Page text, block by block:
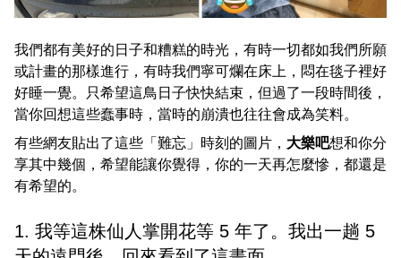
我們都有美好的日子和糟糕的時光，有時一切都如我們所願
或計畫的那樣進行，有時我們寧可爛在床上，悶在毯子裡好
好睡一覺。只希望這鳥日子快快結束，但過了一段時間後，
當你回想這些蠢事時，當時的崩潰也往往會成為笑料。
有些網友貼出了這些「難忘」時刻的圖片， 大樂吧想和你分
享其中幾個，希望能讓你覺得，你的一天再怎麼慘，都還是
有希望的。
1. 我等這株仙人掌開花等 5 年了。我出一趟 5